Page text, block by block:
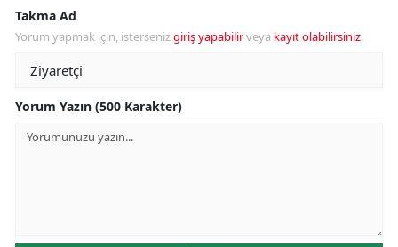
Takma Ad
Yorum yapmak için, istersenizgiriş yapabilirveya kayıt olabilirsiniz.
Yorum Yazın (500 Karakter)